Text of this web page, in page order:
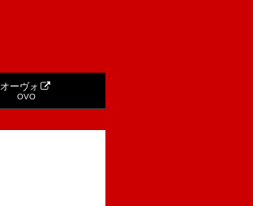
オーヴォ
OVO